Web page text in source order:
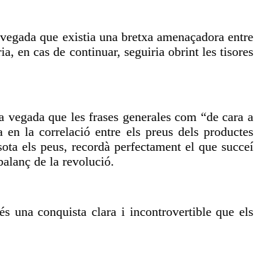
que existia una bretxa amenaçadora entre
en cas de continuar, seguiria obrint les tisores
que les frases generales com “de cara a
la correlació entre els preus dels productes
els peus, recordà perfectament el que succeí
de la revolució.
una conquista clara i incontrovertible que els